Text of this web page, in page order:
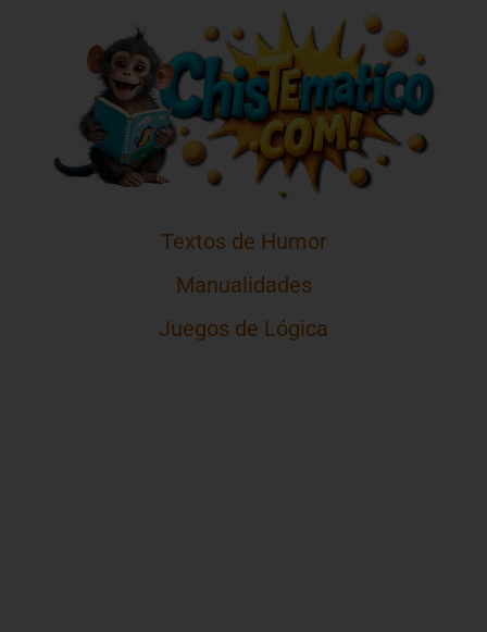
Textos de Humor
Manualidades
Juegos de Lógica